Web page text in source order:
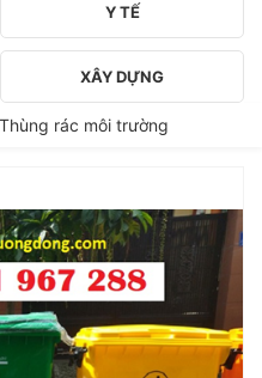
Y TẾ
XÂY DỰNG
Thùng rác môi trường